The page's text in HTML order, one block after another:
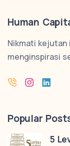
Human
Nikmati
menginspirasi
Popular
5